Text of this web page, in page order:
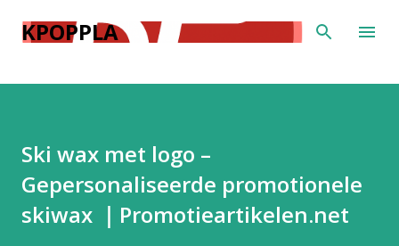
Skip to main content
KPOPPLA
Ski wax met logo –
Gepersonaliseerde promotionele
skiwax ｜Promotieartikelen.net